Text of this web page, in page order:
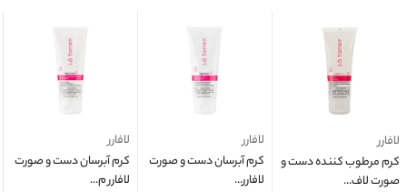
لافارر
کرم مرطوب کننده دست و
صورت لاف...
لافارر
کرم آبرسان دست و صورت
لافارر...
لافارر
کرم آبرسان دست و صورت
لافارر م...